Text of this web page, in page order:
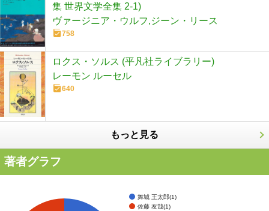
集 世界文学全集 2-1)
ヴァージニア・ウルフ,ジーン・リース
758
ロクス・ソルス (平凡社ライブラリー)
レーモン ルーセル
640
もっと見る
著者グラフ
舞城 王太郎(1)
佐藤 友哉(1)